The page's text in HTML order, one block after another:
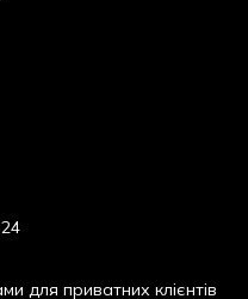
для приватних клієнтів